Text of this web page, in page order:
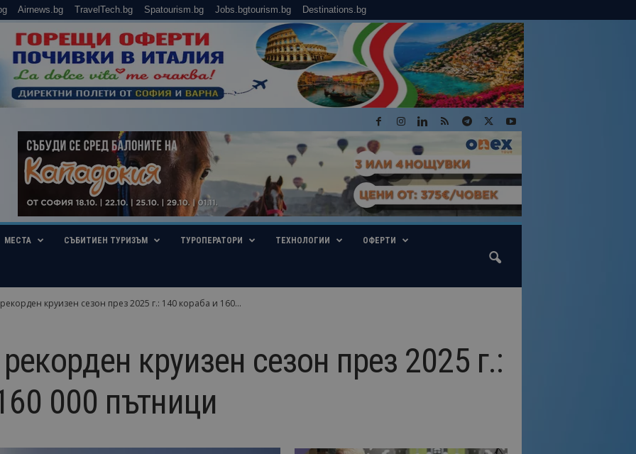
Airnews.bg TravelTech.bg Spatourism.bg Jobs.bgtourism.bg Destinations.bg
МЕСТА СЪБИТИЕН ТУРИЗЪМ ТУРОПЕРАТОРИ ТЕХНОЛОГИИ ОФЕРТИ
круизен сезон през 2025 г.: 140 кораба и 160...
круизен сезон през 2025 г.:
000 пътници